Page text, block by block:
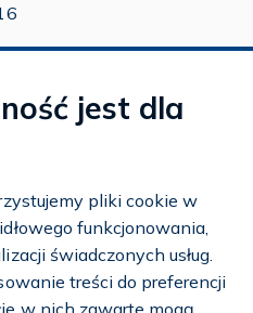
jest dla
pliki cookie w
funkcjonowania,
świadczonych usług.
treści do preferencji
w nich zawarte mogą